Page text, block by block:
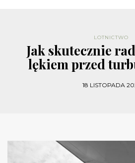
LOTNICTWO
Jak skutecznie
lękiem przed
18 LISTOPADA